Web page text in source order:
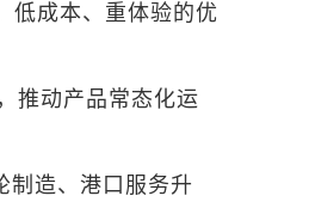
低成本、重体验的优
推动产品常态化运
制造、港口服务升